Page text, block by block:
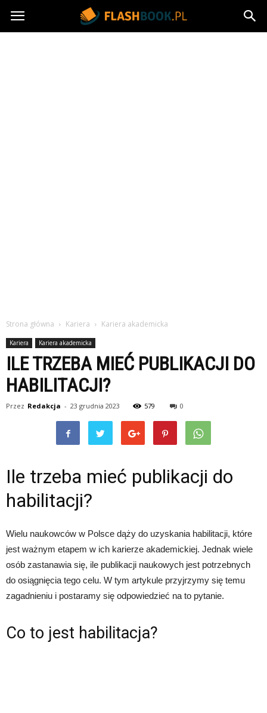
Flashbook.pl
Strona główna Kariera Kariera akademicka
Kariera Kariera akademicka
ILE TRZEBA MIEĆ PUBLIKACJI DO
HABILITACJI?
Przez Redakcja - 23 grudnia 2023 579 0
Ile trzeba mieć publikacji do
habilitacji?
Wielu naukowców w Polsce dąży do uzyskania habilitacji, które
jest ważnym etapem w ich karierze akademickiej. Jednak wiele
osób zastanawia się, ile publikacji naukowych jest potrzebnych
do osiągnięcia tego celu. W tym artykule przyjrzymy się temu
zagadnieniu i postaramy się odpowiedzieć na to pytanie.
Co to jest habilitacja?